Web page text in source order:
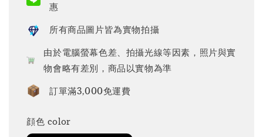
惠
所有商品圖片皆為實物拍攝
由於電腦螢幕色差、拍攝光線等因素，照片與實
物會略有差別，商品以實物為準
訂單滿3,000免運費
顔色 color